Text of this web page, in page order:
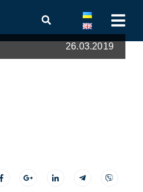
26.03.2019